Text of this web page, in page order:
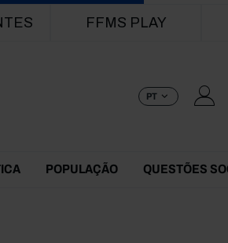
FFMS PLAY
PT
POPULAÇÃO QUESTÕES